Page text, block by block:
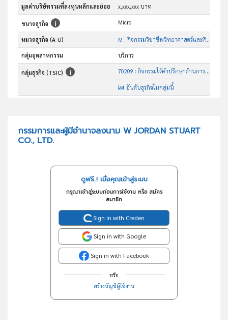
มูลค่าบริษัทรวมที่ลงทุนหลักและย่อย x,xxx,xxx บาท
ขนาดธุรกิจ Micro
หมวดธุรกิจ (A-U) M : กิจกรรมวิชาชีพวิทยาศาสตร์และกิจกรรมทาง วิชาการ
กลุ่มอุตสาหกรรม บริการ
กลุ่มธุรกิจ (TSIC) 70209 : กิจกรรมให้คำปรึกษาด้านการบริหารจัดการอื่นๆซึ่งมิได้จัด ประเภทไว้ในที่อื่น
อันดับธุรกิจในกลุ่มนี้
กรรมการและผู้มีอำนาจลงนาม W JORDAN STUART
CO., LTD.
ดูฟรี..! เมื่อคุณเข้าสู่ระบบ
กรุณาเข้าสู่ระบบก่อนการใช้งาน หรือ สมัคร
สมาชิก
Sign in with Creden
Sign in with Google
Sign in with Facebook
หรือ
สร้างบัญชีผู้ใช้งาน